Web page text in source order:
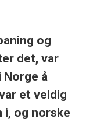
og
det, var
å
et veldig
i, og norske